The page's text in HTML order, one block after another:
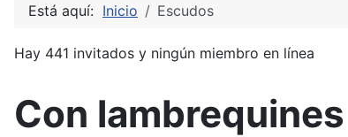
Está aquí: Inicio Escudos
Hay 441 invitados y ningún miembro en línea
Con